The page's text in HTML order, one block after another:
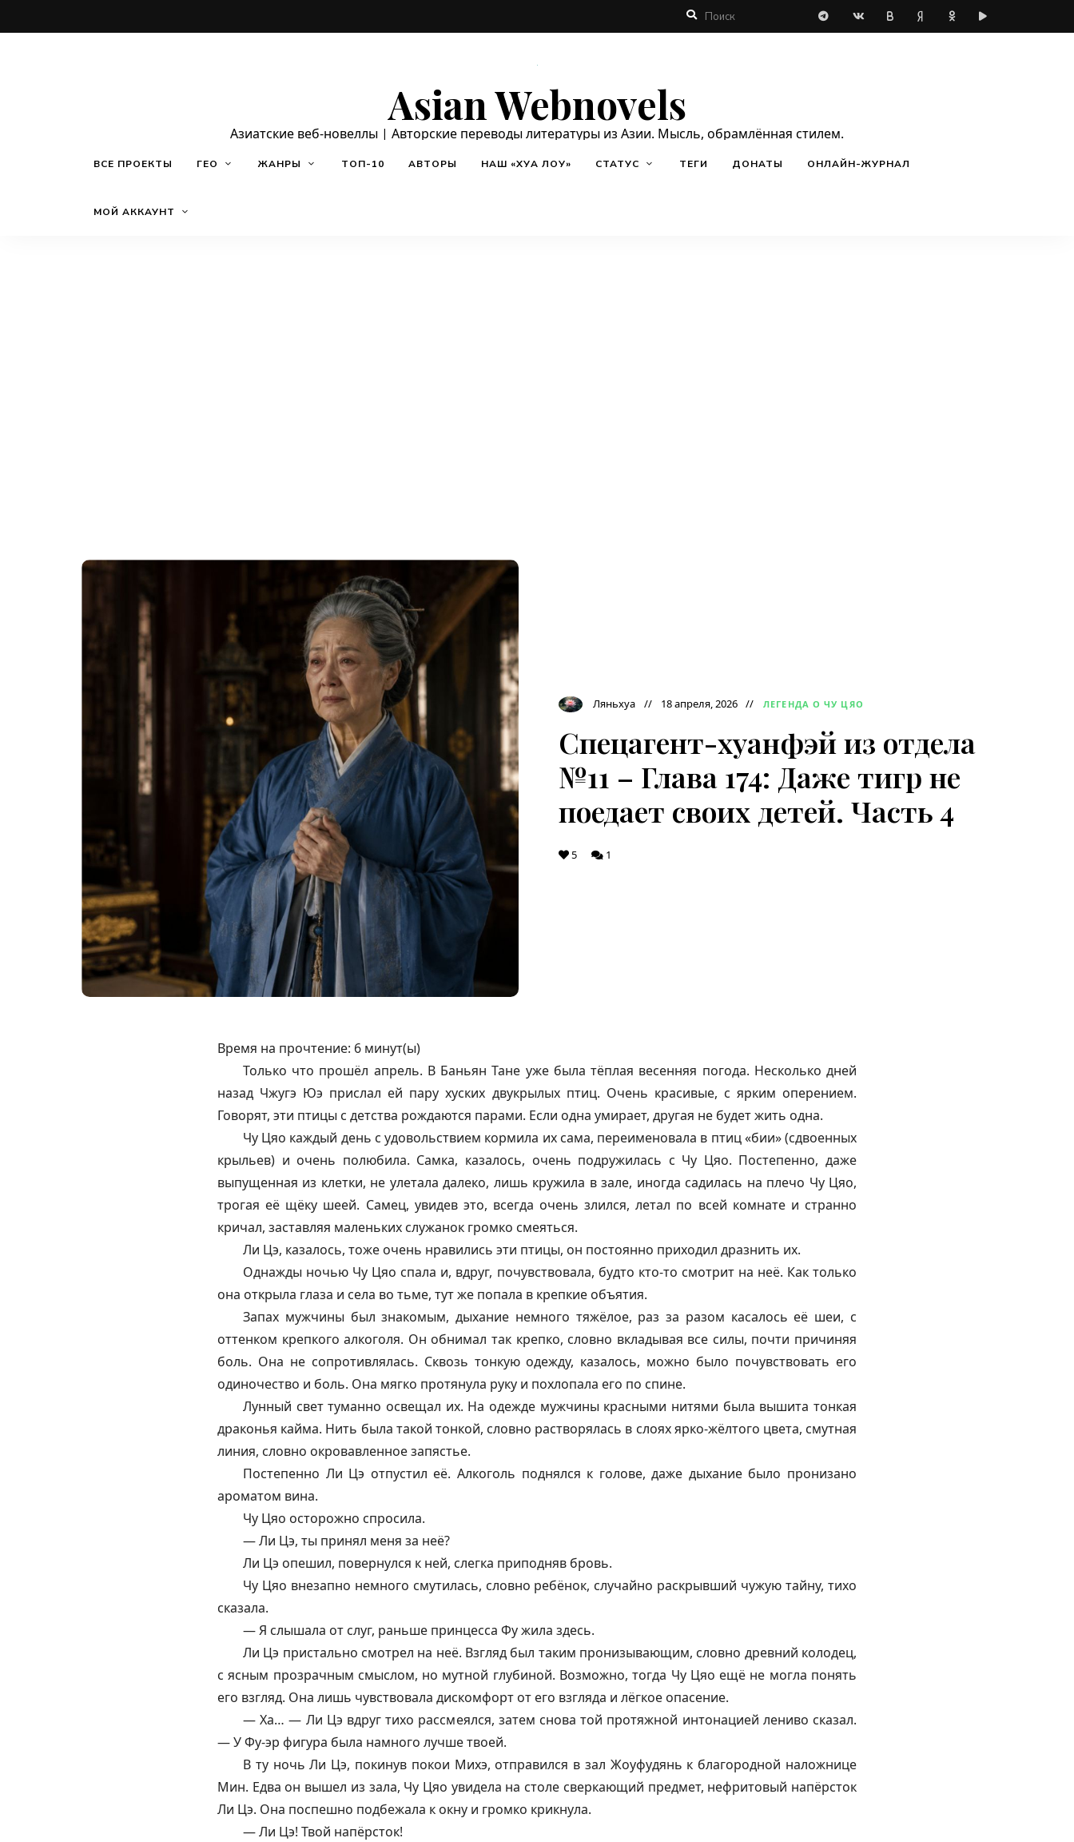
Asian Webnovels
Азиатские веб-новеллы | Авторские переводы литературы из Азии. Мысль, обрамлённая стилем.
ВСЕ ПРОЕКТЫ ГЕО ЖАНРЫ ТОП-10 АВТОРЫ НАШ «ХУА ЛОУ» СТАТУС ТЕГИ ДОНАТЫ ОНЛАЙН-ЖУРНАЛ
МОЙ АККАУНТ
Ляньхуа 18 апреля, 2026 ЛЕГЕНДА О ЧУ ЦЯО
Спецагент-хуанфэй из отдела
№11 – Глава 174: Даже тигр не
поедает своих детей. Часть 4
5 1
Время на прочтение: 6 минут(ы)
Только что прошёл апрель. В Баньян Тане уже была тёплая весенняя погода. Несколько дней
назад Чжугэ Юэ прислал ей пару хуских двукрылых птиц. Очень красивые, с ярким оперением.
Говорят, эти птицы с детства рождаются парами. Если одна умирает, другая не будет жить одна.
Чу Цяо каждый день с удовольствием кормила их сама, переименовала в птиц «бии» (сдвоенных
крыльев) и очень полюбила. Самка, казалось, очень подружилась с Чу Цяо. Постепенно, даже
выпущенная из клетки, не улетала далеко, лишь кружила в зале, иногда садилась на плечо Чу Цяо,
трогая её щёку шеей. Самец, увидев это, всегда очень злился, летал по всей комнате и странно
кричал, заставляя маленьких служанок громко смеяться.
Ли Цэ, казалось, тоже очень нравились эти птицы, он постоянно приходил дразнить их.
Однажды ночью Чу Цяо спала и, вдруг, почувствовала, будто кто-то смотрит на неё. Как только
она открыла глаза и села во тьме, тут же попала в крепкие объятия.
Запах мужчины был знакомым, дыхание немного тяжёлое, раз за разом касалось её шеи, с
оттенком крепкого алкоголя. Он обнимал так крепко, словно вкладывая все силы, почти причиняя
боль. Она не сопротивлялась. Сквозь тонкую одежду, казалось, можно было почувствовать его
одиночество и боль. Она мягко протянула руку и похлопала его по спине.
Лунный свет туманно освещал их. На одежде мужчины красными нитями была вышита тонкая
драконья кайма. Нить была такой тонкой, словно растворялась в слоях ярко-жёлтого цвета, смутная
линия, словно окровавленное запястье.
Постепенно Ли Цэ отпустил её. Алкоголь поднялся к голове, даже дыхание было пронизано
ароматом вина.
Чу Цяо осторожно спросила.
— Ли Цэ, ты принял меня за неё?
Ли Цэ опешил, повернулся к ней, слегка приподняв бровь.
Чу Цяо внезапно немного смутилась, словно ребёнок, случайно раскрывший чужую тайну, тихо
сказала.
— Я слышала от слуг, раньше принцесса Фу жила здесь.
Ли Цэ пристально смотрел на неё. Взгляд был таким пронизывающим, словно древний колодец,
с ясным прозрачным смыслом, но мутной глубиной. Возможно, тогда Чу Цяо ещё не могла понять
его взгляд. Она лишь чувствовала дискомфорт от его взгляда и лёгкое опасение.
— Ха… — Ли Цэ вдруг тихо рассмеялся, затем снова той протяжной интонацией лениво сказал.
— У Фу-эр фигура была намного лучше твоей.
В ту ночь Ли Цэ, покинув покои Михэ, отправился в зал Жоуфудянь к благородной наложнице
Мин. Едва он вышел из зала, Чу Цяо увидела на столе сверкающий предмет, нефритовый напёрсток
Ли Цэ. Она поспешно подбежала к окну и громко крикнула.
— Ли Цэ! Твой напёрсток!